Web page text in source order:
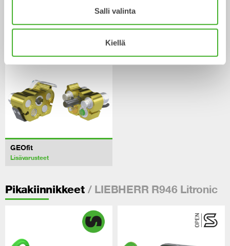
Salli valinta
Kiellä
Keskuspainevoitelu
GEOfit
Lisävarusteet
Pikakiinnikkeet/ LIEBHERR R946 Litronic